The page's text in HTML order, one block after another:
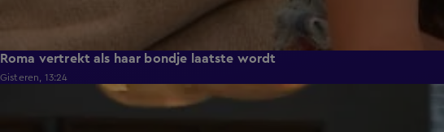
Roma vertrekt als haar bondje laatste wordt
Gisteren, 13:24